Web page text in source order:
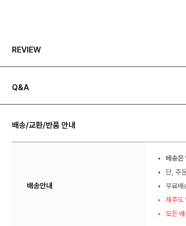
REVIEW
Q&A
배송/교환/반품 안내
배송안내
배송은
단, 주
무료배
제주도
모든